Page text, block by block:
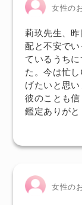
女性の
莉玖先生、
配と不安で
ているうち
た。今は忙
げたいと思い
彼のことも
鑑定ありが
女性の